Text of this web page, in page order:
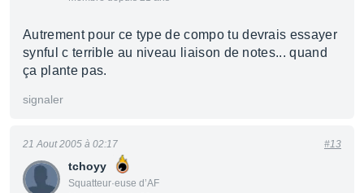
Autrement pour ce type de compo tu devrais essayer
synful c terrible au niveau liaison de notes... quand
ça plante pas.
signaler
tchoyy
Squatteur·euse d’AF
21 Aout 2005 à 02:17 #13